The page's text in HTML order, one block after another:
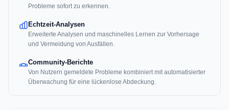
Probleme sofort zu erkennen.
Echtzeit-Analysen
Erweiterte Analysen und maschinelles Lernen zur Vorhersage
und Vermeidung von Ausfällen.
Community-Berichte
Von Nutzern gemeldete Probleme kombiniert mit automatisierter
Überwachung für eine lückenlose Abdeckung.